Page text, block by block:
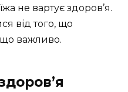
не вартує здоров’я.
від того, що
що важливо.